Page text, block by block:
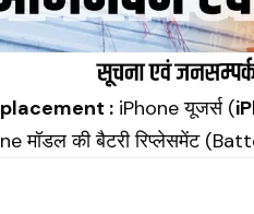
: iPhone यूजर्स (
मॉडल की बैटरी रिप्लेसमेंट